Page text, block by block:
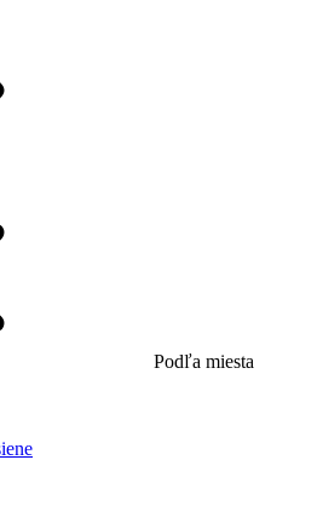
Podľa miesta